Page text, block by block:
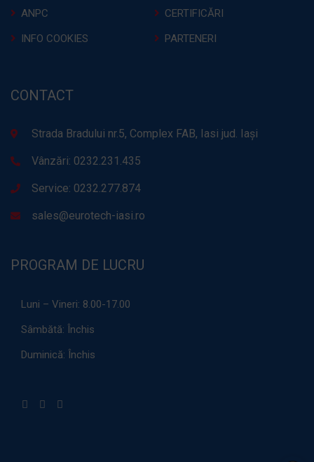
ANPC
CERTIFICĂRI
INFO COOKIES
PARTENERI
CONTACT
Strada Bradului nr.5, Complex FAB, Iasi jud. Iași
Vânzări: 0232.231.435
Service: 0232.277.874
sales@eurotech-iasi.ro
PROGRAM DE LUCRU
Luni – Vineri: 8.00-17.00
Sâmbătă: Închis
Duminică: Închis